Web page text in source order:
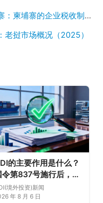
埔寨的企业税收制度解析
老挝市场概况（2025）
的主要作用是什么？
令第837号施行后，企
外投资为什么要先办
续（附材料清单及成功
境外投资)新闻
年 8 月 6 日